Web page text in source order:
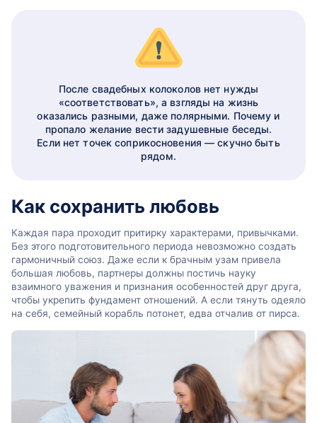
После свадебных колоколов нет нужды
«соответствовать», а взгляды на жизнь
оказались разными, даже полярными. Почему и
пропало желание вести задушевные беседы.
Если нет точек соприкосновения — скучно быть
рядом.
Как сохранить любовь
Каждая пара проходит притирку характерами, привычками.
Без этого подготовительного периода невозможно создать
гармоничный союз. Даже если к брачным узам привела
большая любовь, партнеры должны постичь науку
взаимного уважения и признания особенностей друг друга,
чтобы укрепить фундамент отношений. А если тянуть одеяло
на себя, семейный корабль потонет, едва отчалив от пирса.